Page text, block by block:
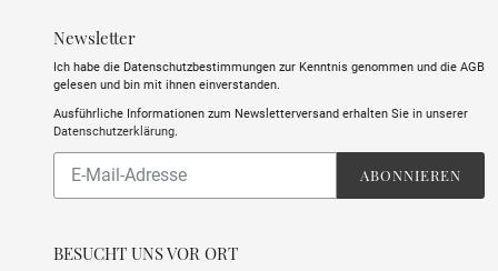
Newsletter
Ich habe die Datenschutzbestimmungen zur Kenntnis genommen und die AGB
gelesen und bin mit ihnen einverstanden.
Ausführliche Informationen zum Newsletterversand erhalten Sie in unserer
Datenschutzerklärung.
unsere
ABONNIEREN
BESUCHT UNS VOR ORT